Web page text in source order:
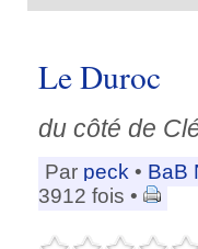
Le Duroc
du côté de
Par peck • BaB
3912 fois •